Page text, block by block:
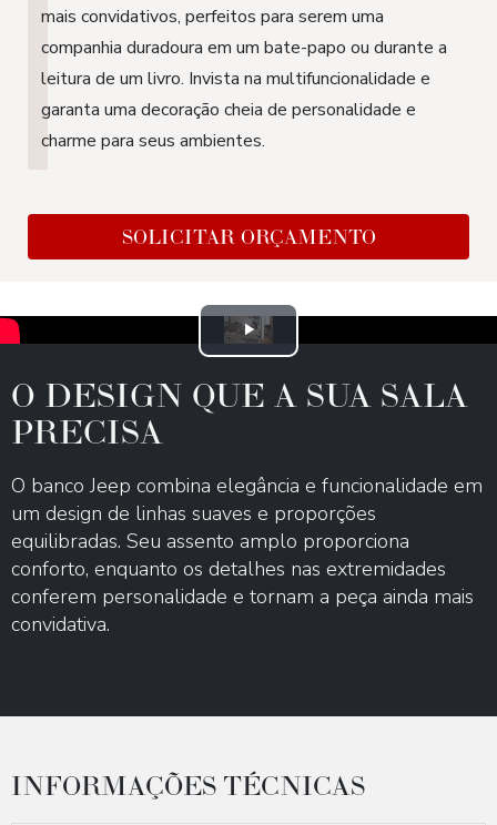
mais convidativos, perfeitos para serem uma
companhia duradoura em um bate-papo ou durante a
leitura de um livro. Invista na multifuncionalidade e
garanta uma decoração cheia de personalidade e
charme para seus ambientes.
SOLICITAR ORÇAMENTO
Play
Video
O DESIGN QUE A SUA SALA
PRECISA
O banco Jeep combina elegância e funcionalidade em
um design de linhas suaves e proporções
equilibradas. Seu assento amplo proporciona
conforto, enquanto os detalhes nas extremidades
conferem personalidade e tornam a peça ainda mais
convidativa.
INFORMAÇÕES TÉCNICAS